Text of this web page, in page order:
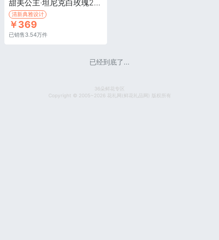
甜美公主·坦尼克白玫瑰22枝，粉玫瑰14枝，粉色桔梗5枝
清新典雅设计
￥369
已销售3.54万件
已经到底了...
36朵鲜花专区
Copyright © 2005~2026 花礼网(鲜花礼品网) 版权所有